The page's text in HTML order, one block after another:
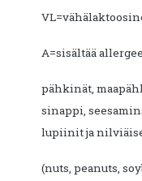
A=sisältää
pähkinät,
sinappi,
lupiinit ja
(nuts, peanuts,